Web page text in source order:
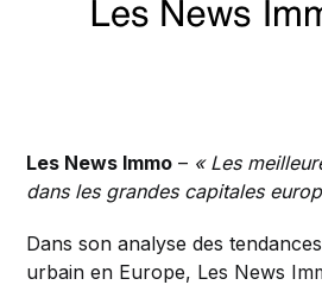
Les News Immo – « Les
dans les grandes capitales
Dans son analyse des
urbain en Europe, Les News